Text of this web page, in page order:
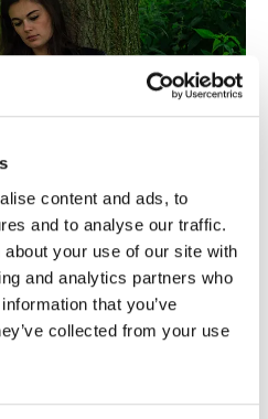
content and ads, to
and to analyse our traffic.
your use of our site with
and analytics partners who
that you’ve
collected from your use
presencial o a distancia,
duraderos en los que los